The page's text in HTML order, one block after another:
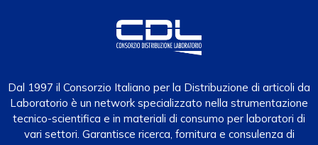
Dal 1997 il Consorzio Italiano per la Distribuzione di articoli da
Laboratorio è un network specializzato nella strumentazione
tecnico-scientifica e in materiali di consumo per laboratori di
vari settori. Garantisce ricerca, fornitura e consulenza di